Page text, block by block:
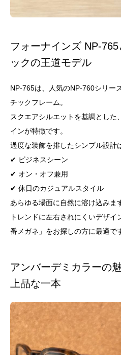
フォーナインズ NP-
ックの王道モデル
NP-765は、人気のNP-760シリー
チックフレーム。
スクエアシルエットを基調とし
インが特徴です。
過度な装飾を排したシンプル設計
✔ ビジネスシーン
✔ オン・オフ兼用
✔ 休日のカジュアルスタイル
あらゆる場面に自然に溶け込みま
トレンドに左右されにくいデザ
番メガネ」をお探しの方に最適で
アンバーデミカラーの
上品な一本